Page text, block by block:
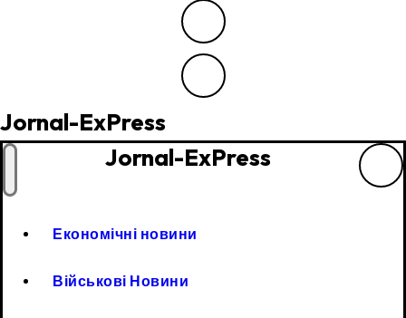
Jornal-ExPress
Jornal-ExPress
Економічні новини
Військові Новини